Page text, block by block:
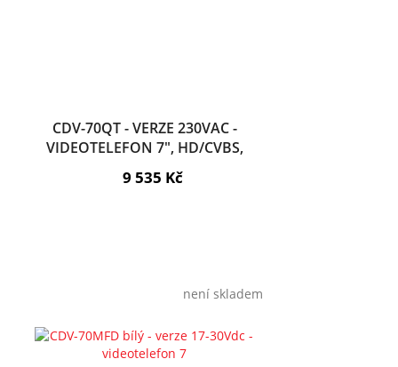
CDV-70QT - VERZE 230VAC -
VIDEOTELEFON 7", HD/CVBS,
DOTYK, PAMĚŤ, MOBILNÍ APLIKACE
9 535 Kč
není skladem